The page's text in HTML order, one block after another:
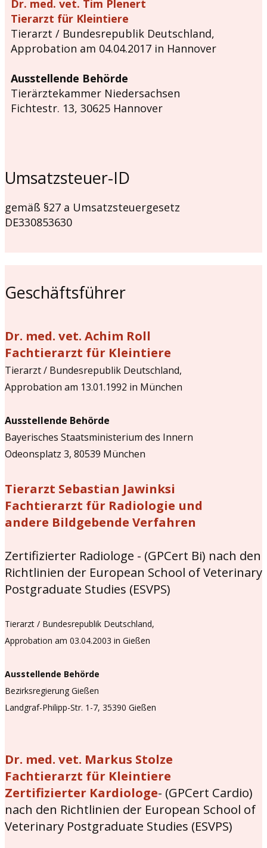
Dr. med. vet. Tim Plenert
Tierarzt für Kleintiere
Tierarzt / Bundesrepublik Deutschland,
Approbation am 04.04.2017 in Hannover
Ausstellende Behörde
Tierärztekammer Niedersachsen
Fichtestr. 13, 30625 Hannover
Umsatzsteuer-ID
gemäß §27 a Umsatzsteuergesetz
DE330853630
Geschäftsführer
Dr. med. vet. Achim Roll
Fachtierarzt für Kleintiere
Tierarzt / Bundesrepublik Deutschland,
Approbation am 13.01.1992 in München
Ausstellende Behörde
Bayerisches Staatsministerium des Innern
Odeonsplatz 3, 80539 München
Tierarzt Sebastian Jawinksi
Fachtierarzt für Radiologie und
andere Bildgebende Verfahren
Zertifizierter Radiologe - (GPCert Bi) nach den
Richtlinien der European School of Veterinary
Postgraduate Studies (ESVPS)
Tierarzt / Bundesrepublik Deutschland,
Approbation am 03.04.2003 in Gießen
Ausstellende Behörde
Bezirksregierung Gießen
Landgraf-Philipp-Str. 1-7, 35390 Gießen
Dr. med. vet. Markus Stolze
Fachtierarzt für Kleintiere
Zertifizierter Kardiologe- (GPCert Cardio)
nach den Richtlinien der European School of
Veterinary Postgraduate Studies (ESVPS)